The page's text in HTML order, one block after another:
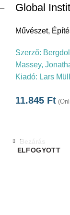
Global
Művészet,
Szerző:
Massey,
Kiadó: Lars
11.845 Ft
ELFOGYOTT
Bezárás